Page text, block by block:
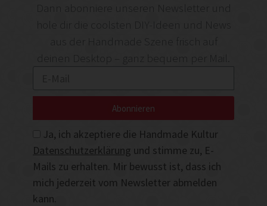
deinen Desktop – ganz bequem per Mail.
Ja, ich akzeptiere die Handmade Kultur
Datenschutzerklärung und stimme zu, E-
Mails zu erhalten. Mir bewusst ist, dass ich
mich jederzeit vom Newsletter abmelden
kann.
Abonnieren